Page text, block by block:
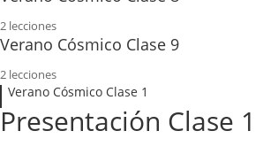
Clase 8 06/03
Imágenes complementarias
2 lecciones
Verano Cósmico Clase 9
Presentación Clase 9
FICHA DE INTERPRETACIÓN INTEGRAL
2 lecciones
Verano Cósmico Clase 1
Presentación Clase 1